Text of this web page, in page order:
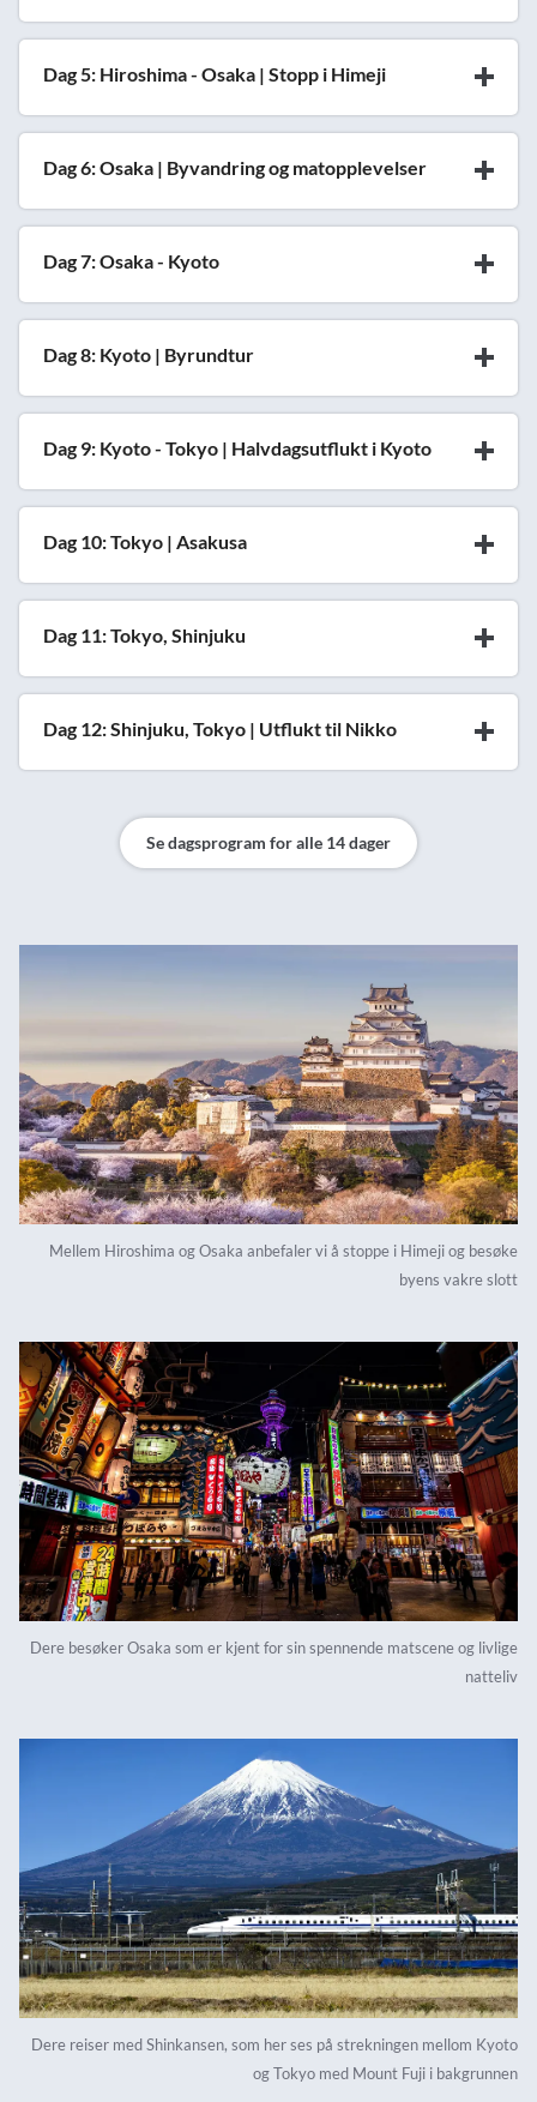
Dag 5: Hiroshima - Osaka | Stopp i Himeji
Dag 6: Osaka | Byvandring og matopplevelser
Dag 7: Osaka - Kyoto
Dag 8: Kyoto | Byrundtur
Dag 9: Kyoto - Tokyo | Halvdagsutflukt i Kyoto
Dag 10: Tokyo | Asakusa
Dag 11: Tokyo, Shinjuku
Dag 12: Shinjuku, Tokyo | Utflukt til Nikko
Se dagsprogram for alle 14 dager
Mellem Hiroshima og Osaka anbefaler vi å stoppe i Himeji og besøke
byens vakre slott
Dere besøker Osaka som er kjent for sin spennende matscene og livlige
natteliv
Dere reiser med Shinkansen, som her ses på strekningen mellom Kyoto
og Tokyo med Mount Fuji i bakgrunnen